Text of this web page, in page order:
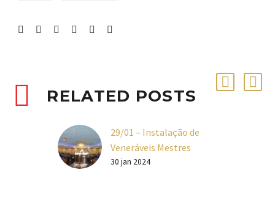
RELATED POSTS
29/01 – Instalação de
Veneráveis Mestres
Galeria de fotos: No dia
30 jan 2024